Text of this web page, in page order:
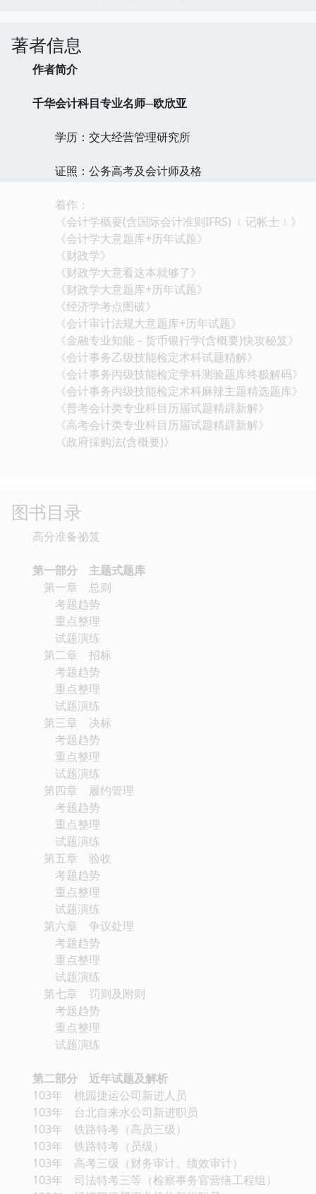
著者信息
作者简介
千华会计科目专业名师─欧欣亚
学历：交大经营管理研究所
证照：公务高考及会计师及格
着作：
《会计学概要(含国际会计准则IFRS) ﹝记帐士﹞》
《会计学大意题库+历年试题》
《财政学》
《财政学大意看这本就够了》
《财政学大意题库+历年试题》
《经济学考点图破》
《会计审计法规大意题库+历年试题》
《金融专业知能－货币银行学(含概要)快攻秘笈》
《会计事务乙级技能检定术科试题精解》
《会计事务丙级技能检定学科测验题库终极解码》
《会计事务丙级技能检定术科麻辣主题精选题库》
《普考会计类专业科目历届试题精辟新解》
《高考会计类专业科目历届试题精辟新解》
《政府採购法(含概要)》
图书目录
高分准备祕笈
第一部分 主题式题库
第一章 总则
考题趋势
重点整理
试题演练
第二章 招标
考题趋势
重点整理
试题演练
第三章 决标
考题趋势
重点整理
试题演练
第四章 履约管理
考题趋势
重点整理
试题演练
第五章 验收
考题趋势
重点整理
试题演练
第六章 争议处理
考题趋势
重点整理
试题演练
第七章 罚则及附则
考题趋势
重点整理
试题演练
第二部分 近年试题及解析
103年 桃园捷运公司新进人员
103年 台北自来水公司新进职员
103年 铁路特考（高员三级）
103年 铁路特考（员级）
103年 高考三级（财务审计、绩效审计）
103年 司法特考三等（检察事务官营缮工程组）